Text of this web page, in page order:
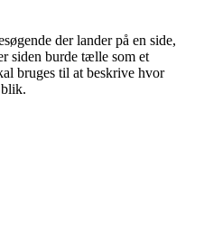
der lander på en side,
siden burde tælle som et
bruges til at beskrive hvor